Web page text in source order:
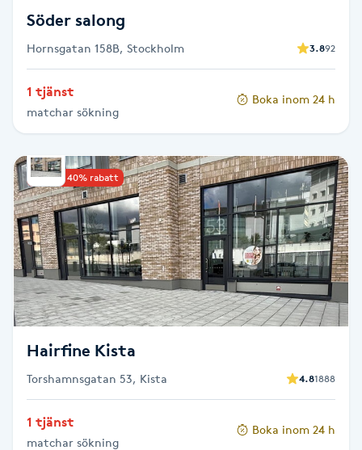
Melasma
Mesoterapi
MicroPen
Mixfransar
N
Nagelförlängning
Nagelförlängning akryl
Nagelförlängning gelé
Nagelförlängning silke
Söder salong
Hornsgatan 158B, Stockholm 3.892
1 tjänst
matchar sökning
Boka inom 24 h
Upp till 40% rabatt
Hairfine Kista
Torshamnsgatan 53, Kista 4.81888
1 tjänst
matchar sökning
Boka inom 24 h